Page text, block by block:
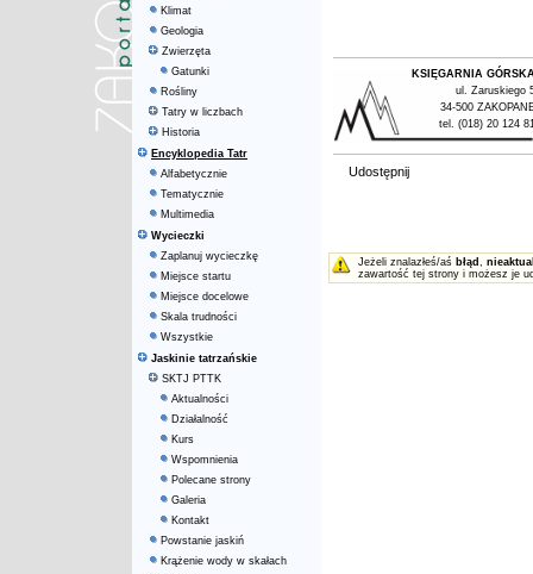
Klimat
Geologia
Zwierzęta
Gatunki
Rośliny
Tatry w liczbach
Historia
Encyklopedia Tatr
Alfabetycznie
Tematycznie
Multimedia
Wycieczki
Zaplanuj wycieczkę
Miejsce startu
Miejsce docelowe
Skala trudności
Wszystkie
Jaskinie tatrzańskie
SKTJ PTTK
Aktualności
Działalność
Kurs
Wspomnienia
Polecane strony
Galeria
Kontakt
Powstanie jaskiń
Krążenie wody w skałach
KSIĘGARNIA
ul. Zaruskiego
34-500
tel. (018) 20 124
Udostępnij
Jeżeli znalazłeś/aś błąd ,
zawartość tej strony i możesz je